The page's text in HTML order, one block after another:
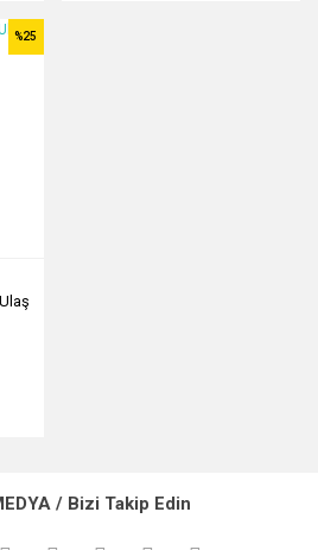
%25
/ Bizi Takip Edin